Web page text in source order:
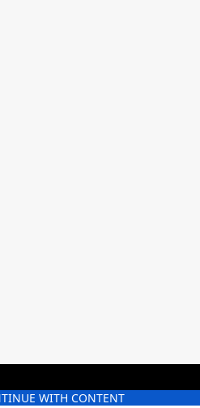
WITH CONTENT